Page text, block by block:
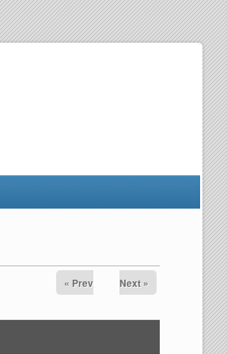
« Prev Next »